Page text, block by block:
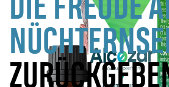
DIE FREUDE